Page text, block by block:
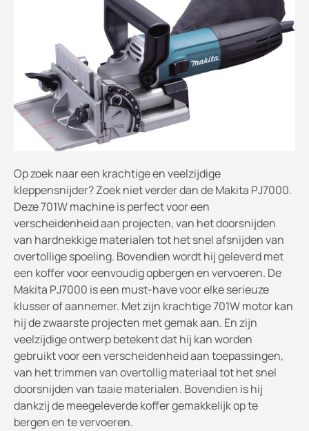
Op zoek naar een krachtige en veelzijdige
kleppensnijder? Zoek niet verder dan de Makita PJ7000.
Deze 701W machine is perfect voor een
verscheidenheid aan projecten, van het doorsnijden
van hardnekkige materialen tot het snel afsnijden van
overtollige spoeling. Bovendien wordt hij geleverd met
een koffer voor eenvoudig opbergen en vervoeren. De
Makita PJ7000 is een must-have voor elke serieuze
klusser of aannemer. Met zijn krachtige 701W motor kan
hij de zwaarste projecten met gemak aan. En zijn
veelzijdige ontwerp betekent dat hij kan worden
gebruikt voor een verscheidenheid aan toepassingen,
van het trimmen van overtollig materiaal tot het snel
doorsnijden van taaie materialen. Bovendien is hij
dankzij de meegeleverde koffer gemakkelijk op te
bergen en te vervoeren.